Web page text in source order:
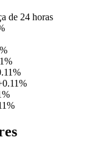
de 24 horas